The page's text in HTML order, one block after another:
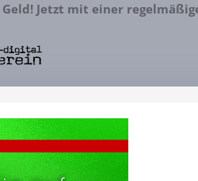
Jetzt mit einer